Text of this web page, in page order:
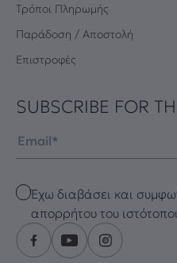
Τρόποι Πληρωμής
Παράδοση / Αποστολή
Επιστροφές
SUBSCRIBE FOR
Checkbox
Έχω διαβάσει και
απορρήτου του